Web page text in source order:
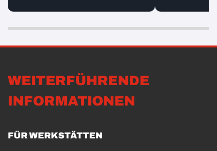
WEITERFÜHRENDE
INFORMATIONEN
FÜR WERKSTÄTTEN